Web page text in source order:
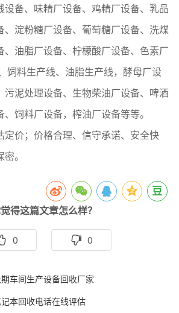
设备、味精厂设备、鸡精厂设备、乳品
、淀粉糖厂设备、葡萄糖厂设备、洗煤
、油脂厂设备、柠檬酸厂设备、色素厂
饲料生产线、油脂生产线，酵母厂设
污泥处理设备、生物柴油厂设备、啤酒
饲料厂设备，榨油厂设备等等。
定价；价格合理、信守承诺、安全快
。
得这篇文章怎么样？
0 0
车间生产设备回收厂家
本回收电话在线评估